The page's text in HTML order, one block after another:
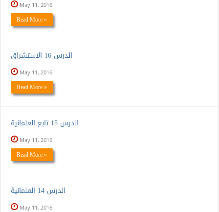
May 11, 2016
Read More »
الدرس 16 الاستشراق
May 11, 2016
Read More »
الدرس 15 تابع العلمانية
May 11, 2016
Read More »
الدرس 14 العلمانية
May 11, 2016